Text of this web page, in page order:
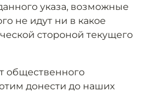
указа, возможные
не идут ни в какое
стороной текущего
общественного
донести до наших